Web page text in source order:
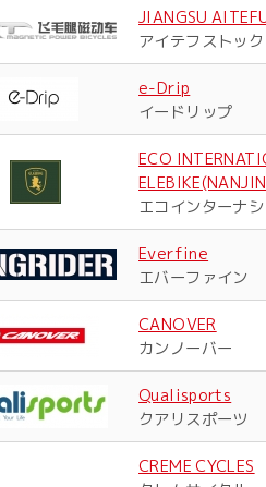
JIANGSU
アイテフストック
e-Drip
イードリップ
ECO
エコインターナ
Everfine
エバーファイン
CANOVER
カンノーバー
Qualisports
クアリスポーツ
CREME CYCLES